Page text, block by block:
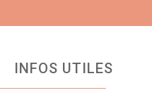
INFOS UTILES